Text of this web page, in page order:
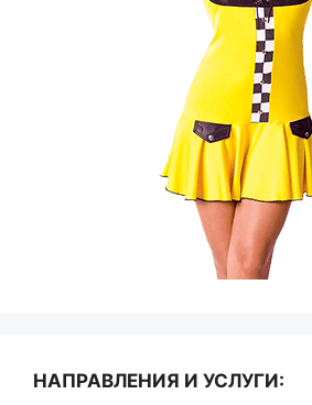
НАПРАВЛЕНИЯ И УСЛУГИ: